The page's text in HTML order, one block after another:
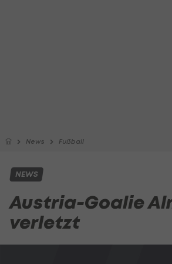
News Fußball
NEWS
Austria-Goalie
verletzt